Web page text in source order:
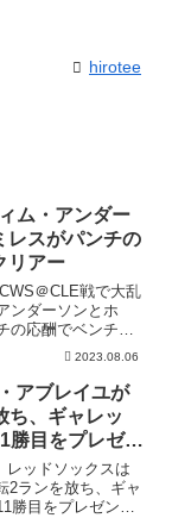
hirotee
ム・アンダー
レスがパンチの
リアー
＠CLE戦で大乱
ンダーソンとホ
の応酬でベンチ・
した。その詳細で
2023.08.06
アブレイユが
ち、ギャレッ
勝目をプレゼン
場
レッドソックスは
2ランを放ち、ギャ
勝目をプレゼン